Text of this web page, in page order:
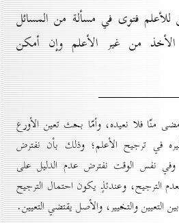
يكن للأعلم فتوى في مسألة من المسائل
من غير الأعلم وإن أمكن
منّا فلا نعيده، وأمّا بحث تعين الأورع
في ترجيح الأعلم؛ وذلك بأن نفترض
نفس الوقت نفترض عدم الدليل على
الترجيح، وعندئذٍ يكون احتمال الترجيح
التعيين والتخيير، والأصل يقتضي التعيين.